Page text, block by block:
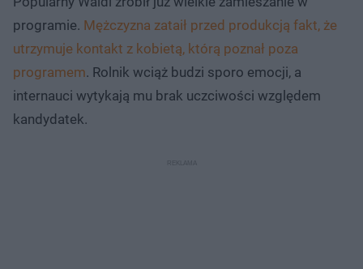
programie. Mężczyzna zataił przed produkcją fakt, że
utrzymuje kontakt z kobietą, którą poznał poza
programem. Rolnik wciąż budzi sporo emocji, a
internauci wytykają mu brak uczciwości względem
kandydatek.